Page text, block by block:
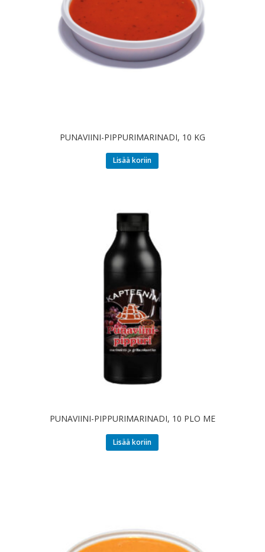
PUNAVIINI-PIPPURIMARINADI, 10 KG
Lisää koriin
PUNAVIINI-PIPPURIMARINADI, 10 PLO ME
Lisää koriin